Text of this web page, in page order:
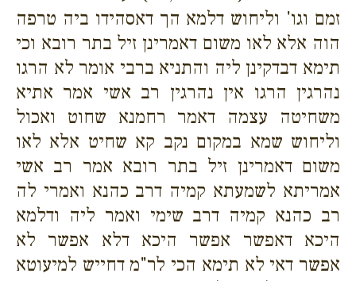
זמם וגו' וליחוש דלמא הך דאסהידו ביה טרפה
הוה אלא לאו משום דאמרינן זיל בתר רובא וכי
תימא דבדקינן ליה והתניא ברבי אומר לא הרגו
נהרגין הרגו אין נהרגין רב אשי אמר אתיא
משחיטה עצמה דאמר רחמנא שחוט ואכול
וליחוש שמא במקום נקב קא שחיט אלא לאו
משום דאמרינן זיל בתר רובא אמר רב אשי
אמריתא לשמעתא קמיה דרב כהנא ואמרי לה
רב כהנא קמיה דרב שימי ואמר ליה ודלמא
היכא דאפשר אפשר היכא דלא אפשר לא
אפשר דאי לא תימא הכי לר"מ דחייש למיעוטא